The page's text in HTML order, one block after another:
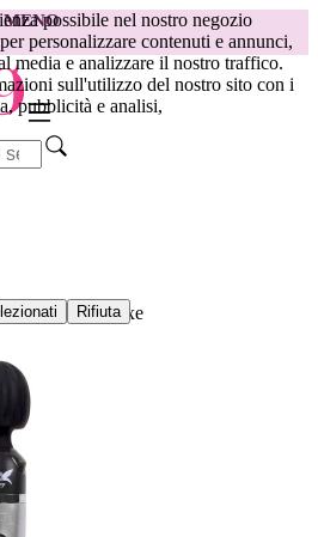
possibile nel nostro negozio
personalizzare contenuti e annunci,
media e analizzare il nostro traffico.
sull'utilizzo del nostro sito con i
pubblicità e analisi,
Rifiuta
Pixey Deluxe